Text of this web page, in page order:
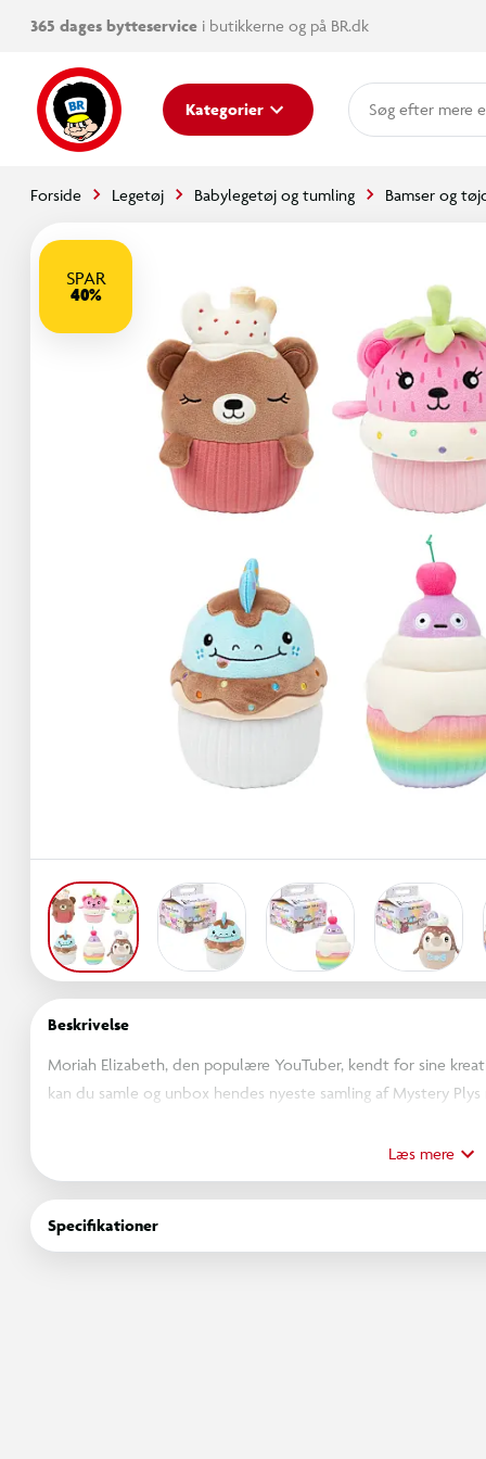
365 dages bytteservice i butikkerne og på BR.dk
Kategorier mere
Forside Legetøj Babylegetøj og tumling Bamser og
SPAR
40%
Beskrivelse
Moriah Elizabeth, den populære YouTuber, kendt for sine
kan du samle og unbox hendes nyeste samling af Mystery
Hver Mystery Plys kommer i en blindboks for en
med samlerplakaten, der følger med! Disse søde bamser er
kramme. En Moriah Elizabeth Mystery Plys er den perfekte
Læs mere
Specifikationer